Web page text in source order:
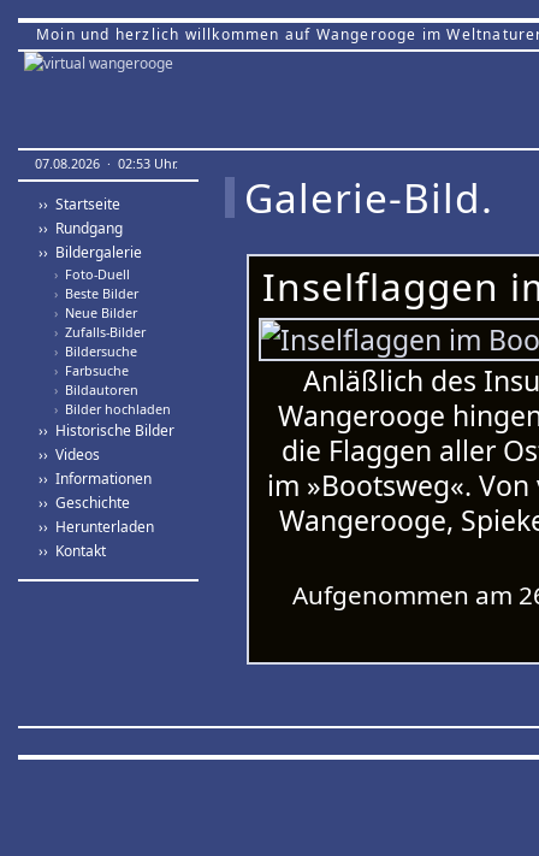
Moin und herzlich willkommen auf Wangerooge im
07.08.2026 · 02:53 Uhr.
›› Startseite
›› Rundgang
›› Bildergalerie
› Foto-Duell
› Beste Bilder
› Neue Bilder
› Zufalls-Bilder
› Bildersuche
› Farbsuche
› Bildautoren
› Bilder hochladen
›› Historische Bilder
›› Videos
›› Informationen
›› Geschichte
›› Herunterladen
›› Kontakt
Galerie-Bild.
Inselflaggen
Anläßlich des
Wangerooge
die Flaggen aller
im »Bootsweg«.
Wangerooge,
Aufgenommen am